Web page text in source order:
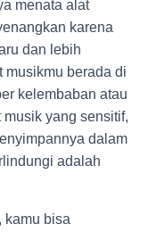
menata alat
karena
dan lebih
musikmu berada di
kelembaban atau
yang sensitif,
dalam
adalah
kamu bisa